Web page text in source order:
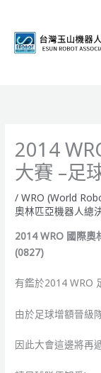
2014
大賽 –足
/WRO (World
奧林匹亞機器人總
2014 WRO 國際奧
(0827)
有鑑於2014 WRO
由於足球增額晉級
因此大會這邊將再